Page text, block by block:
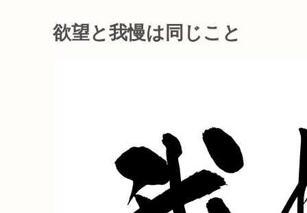
欲望と我慢は同じこと